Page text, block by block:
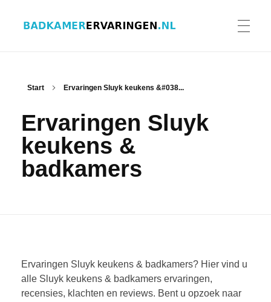
ERVARINGEN BADKAMERS
BADKAMERERVARING DELEN
CONTACT
Start Ervaringen Sluyk keukens &#038...
Ervaringen Sluyk
keukens &
badkamers
Ervaringen Sluyk keukens & badkamers? Hier vind u
alle Sluyk keukens & badkamers ervaringen,
recensies, klachten en reviews. Bent u opzoek naar